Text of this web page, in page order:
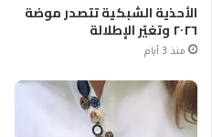
الأحذية الشبكية تتصدر موضة
٢٠٢٦ وتغيّر الإطلالة
منذ 3 أيام